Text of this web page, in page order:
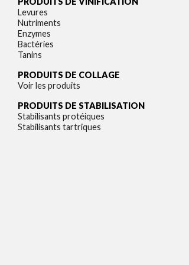
Levures
Nutriments
Enzymes
Bactéries
Tanins
PRODUITS DE COLLAGE
Voir les produits
PRODUITS DE STABILISATION
Stabilisants protéiques
Stabilisants tartriques